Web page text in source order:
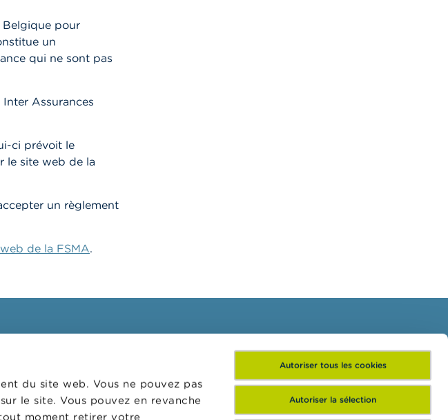
du site web. Vous ne pouvez pas
le site. Vous pouvez en revanche
moment retirer votre
Autoriser tous les cookies
Autoriser la sélection
Belgique pour
un
qui ne sont pas
Assurances
ci prévoit le
le site web de la
un règlement
de la FSMA.
et Mises en garde
Inscrivez-vous à notre